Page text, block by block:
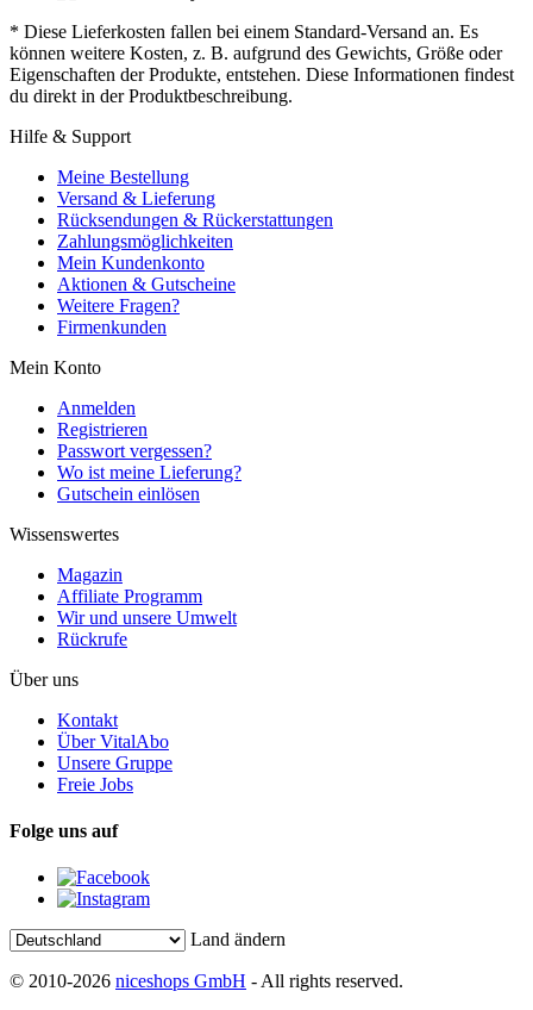
* Diese Lieferkosten fallen bei einem Standard-Versand an. Es
können weitere Kosten, z. B. aufgrund des Gewichts, Größe oder
Eigenschaften der Produkte, entstehen. Diese Informationen findest
du direkt in der Produktbeschreibung.
Hilfe & Support
Meine Bestellung
Versand & Lieferung
Rücksendungen & Rückerstattungen
Zahlungsmöglichkeiten
Mein Kundenkonto
Aktionen & Gutscheine
Weitere Fragen?
Firmenkunden
Mein Konto
Anmelden
Registrieren
Passwort vergessen?
Wo ist meine Lieferung?
Gutschein einlösen
Wissenswertes
Magazin
Affiliate Programm
Wir und unsere Umwelt
Rückrufe
Über uns
Kontakt
Über VitalAbo
Unsere Gruppe
Freie Jobs
Folge uns auf
Land ändern
© 2010-2026 niceshops GmbH - All rights reserved.